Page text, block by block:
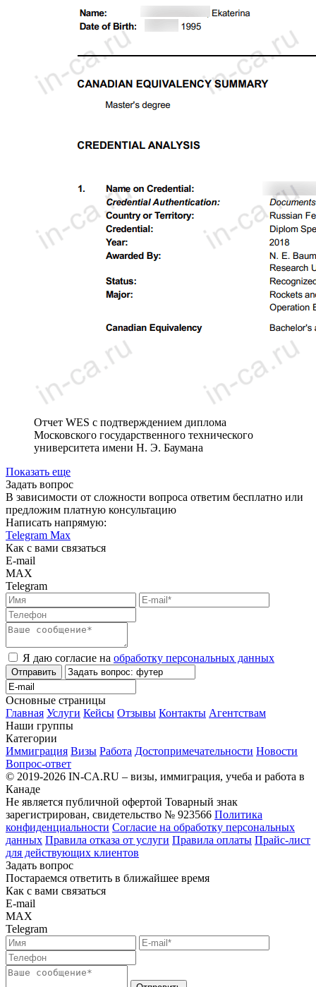
Отчет WES с подтверждением диплома
Московского государственного технического
университета имени Н. Э. Баумана
Показать еще
Задать вопрос
В зависимости от сложности вопроса ответим бесплатно или
предложим платную консультацию
Написать напрямую:
Telegram Max
Как с вами связаться
E-mail
MAX
Telegram
Я даю согласие на обработку персональных данных
Отправить
Основные страницы
Главная Услуги Кейсы Отзывы Контакты Агентствам
Наши группы
Категории
Иммиграция Визы Работа Достопримечательности Новости
Вопрос-ответ
© 2019-2026 IN-CA.RU – визы, иммиграция, учеба и работа в
Канаде
Не является публичной офертой Товарный знак
зарегистрирован, свидетельство № 923566 Политика
конфиденциальности Согласие на обработку персональных
данных Правила отказа от услуги Правила оплаты Прайс-лист
для действующих клиентов
Задать вопрос
Постараемся ответить в ближайшее время
Как с вами связаться
E-mail
MAX
Telegram